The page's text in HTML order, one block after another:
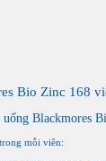
Bio Zinc 168
uống Blackmores
mỗi viên: